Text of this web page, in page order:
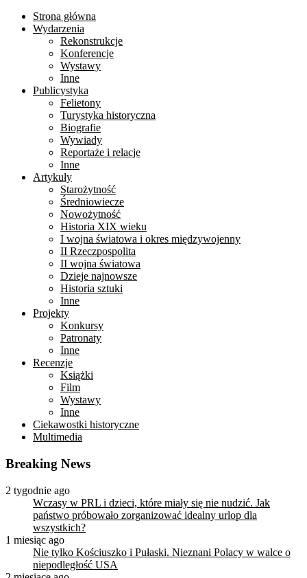
Strona główna
Wydarzenia
Rekonstrukcje
Konferencje
Wystawy
Inne
Publicystyka
Felietony
Turystyka historyczna
Biografie
Wywiady
Reportaże i relacje
Inne
Artykuły
Starożytność
Średniowiecze
Nowożytność
Historia XIX wieku
I wojna światowa i okres międzywojenny
II Rzeczpospolita
II wojna światowa
Dzieje najnowsze
Historia sztuki
Inne
Projekty
Konkursy
Patronaty
Inne
Recenzje
Książki
Film
Wystawy
Inne
Ciekawostki historyczne
Multimedia
Breaking News
2 tygodnie ago
Wczasy w PRL i dzieci, które miały się nie nudzić. Jak
państwo próbowało zorganizować idealny urlop dla
wszystkich?
1 miesiąc ago
Nie tylko Kościuszko i Pułaski. Nieznani Polacy w walce o
niepodległość USA